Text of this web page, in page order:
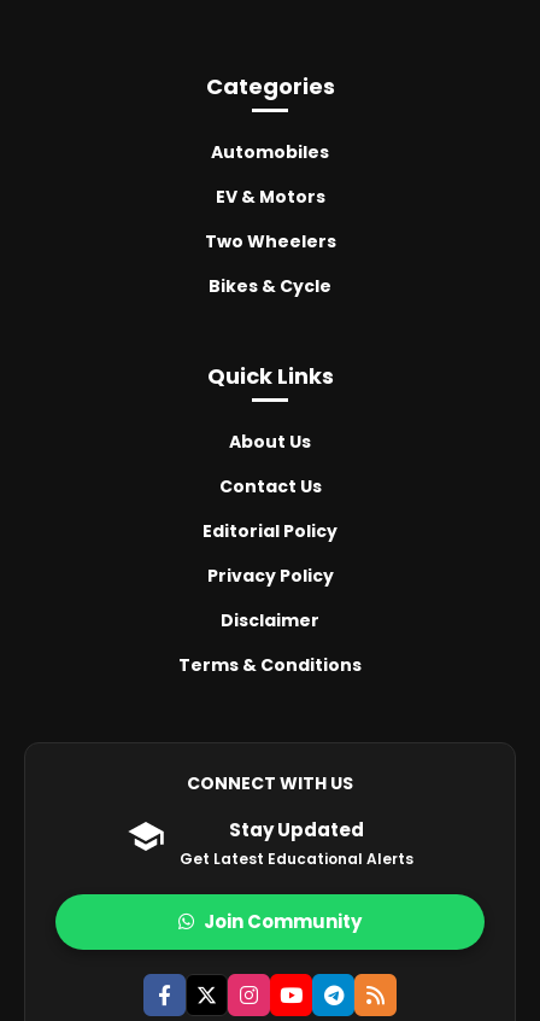
Categories
Automobiles
EV & Motors
Two Wheelers
Bikes & Cycle
Quick Links
About Us
Contact Us
Editorial Policy
Privacy Policy
Disclaimer
Terms & Conditions
CONNECT WITH US
Stay Updated
Get Latest Educational Alerts
Join Community